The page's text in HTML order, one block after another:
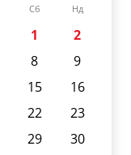
Сб Нд
1
2
8
9
15
16
22
23
29
30